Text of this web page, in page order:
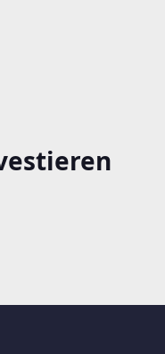
DIE
Bitte setzen
Daten, wie